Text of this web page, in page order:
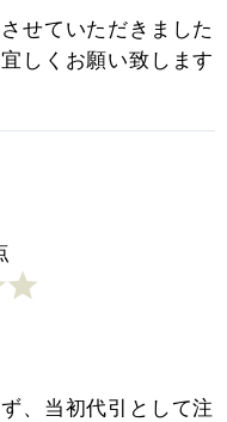
せていただきました
しくお願い致します
、当初代引として注